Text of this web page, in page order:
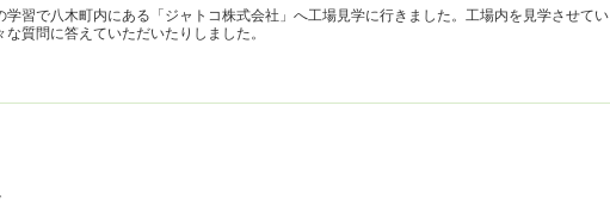
学習で八木町内にある「ジャトコ株式会社」へ工場見学に行きました。工場内を見学させてい
な質問に答えていただいたりしました。